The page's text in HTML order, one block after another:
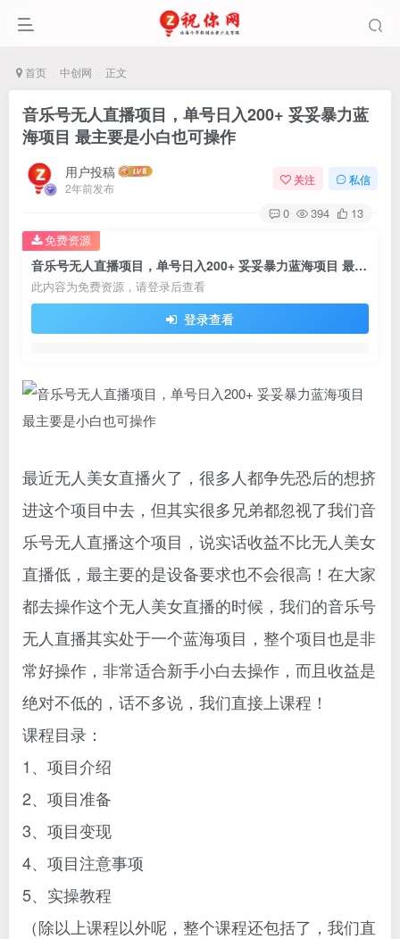
首页 中创网 正文
音乐号无人直播项目，单号日入200+ 妥妥暴力蓝
海项目 最主要是小白也可操作
用户投稿
2年前发布
关注 私信
0 394 13
音乐号无人直播项目，单号日入200+ 妥妥暴力蓝海项目 最主要是小白也可操作
此内容为免费资源，请登录后查看
登录查看
免费资源
最近无人美女直播火了，很多人都争先恐后的想挤
进这个项目中去，但其实很多兄弟都忽视了我们音
乐号无人直播这个项目，说实话收益不比无人美女
直播低，最主要的是设备要求也不会很高！在大家
都去操作这个无人美女直播的时候，我们的音乐号
无人直播其实处于一个蓝海项目，整个项目也是非
常好操作，非常适合新手小白去操作，而且收益是
绝对不低的，话不多说，我们直接上课程！
课程目录：
1、项目介绍
2、项目准备
3、项目变现
4、项目注意事项
5、实操教程
（除以上课程以外呢，整个课程还包括了，我们直